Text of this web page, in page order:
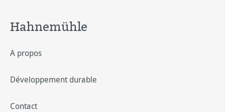
Hahnemühle
A propos
Développement durable
Contact